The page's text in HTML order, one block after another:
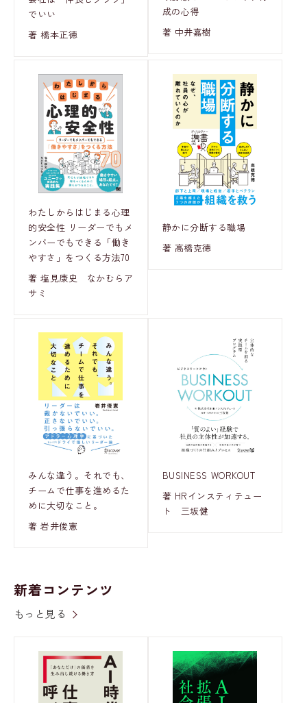
でいい
著 橋本正徳
成の心得
著 中井嘉樹
わたしからはじまる心理
的安全性 リーダーでもメ
ンバーでもできる「働き
やすさ」をつくる方法70
著 塩見康史 なかむらア
サミ
静かに分断する職場
著 高橋克徳
みんな違う。それでも、
チームで仕事を進めるた
めに大切なこと。
著 岩井俊憲
BUSINESS WORKOUT
著 HRインスティテュー
ト 三坂健
新着コンテンツ
もっと見る